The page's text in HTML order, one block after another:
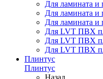
Для ламината и
Для ламината и
Для ламината и
Для LVT ПВХ
Для LVT ПВХ
Для LVT ПВХ
Плинтус
Плинтус
Назад